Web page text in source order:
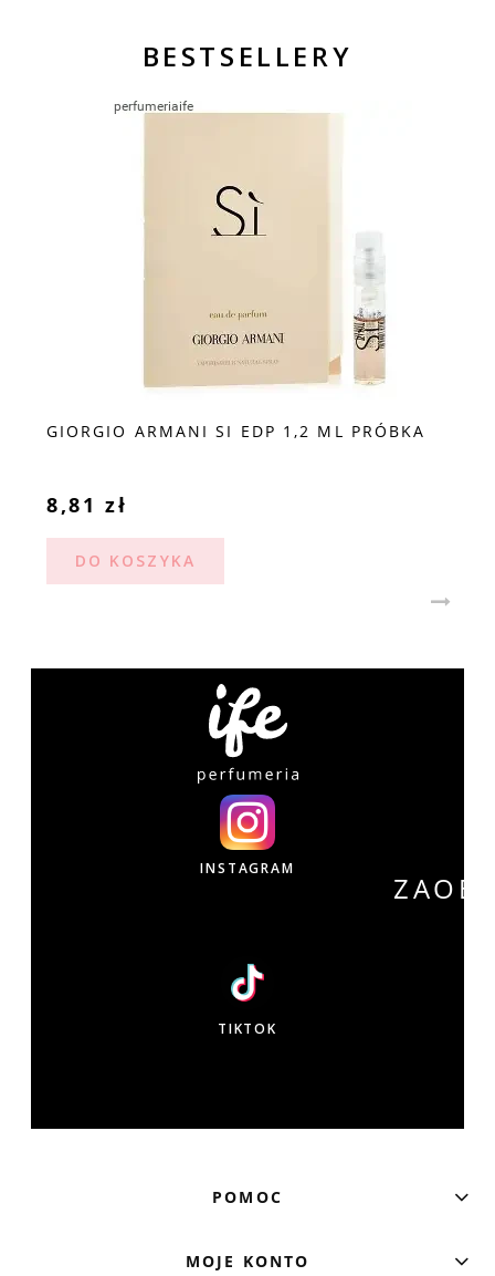
BESTSELLERY
GIORGIO ARMANI SI EDP 1,2 ML PRÓBKA
8,81 zł
DO KOSZYKA
INSTAGRAM
TIKTOK
POMOC
MOJE KONTO